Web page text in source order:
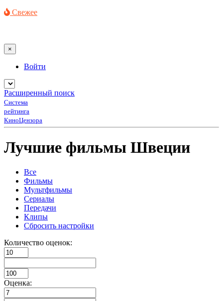
Свежее
×
Войти
Расширенный поиск
Система
рейтинга
КиноЦензора
Лучшие фильмы Швеции
Все
Фильмы
Мультфильмы
Сериалы
Передачи
Клипы
Сбросить настройки
Количество оценок:
Оценка: